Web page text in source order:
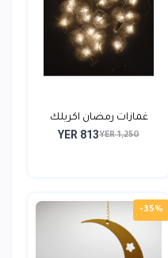
غمازات رمضان اكريلك
شكل...YER 1,250
YER 813
-35%